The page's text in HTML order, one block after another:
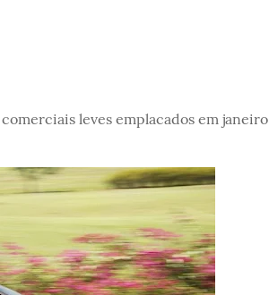
leves emplacados em janeiro